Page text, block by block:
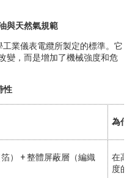
與天然氣規範
業儀表電纜所製定的標準。它
變，而是增加了機械強度和危
性
為什
） + 整體屏蔽層（編織
在高
度的